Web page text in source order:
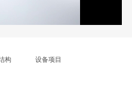
构 设备项目